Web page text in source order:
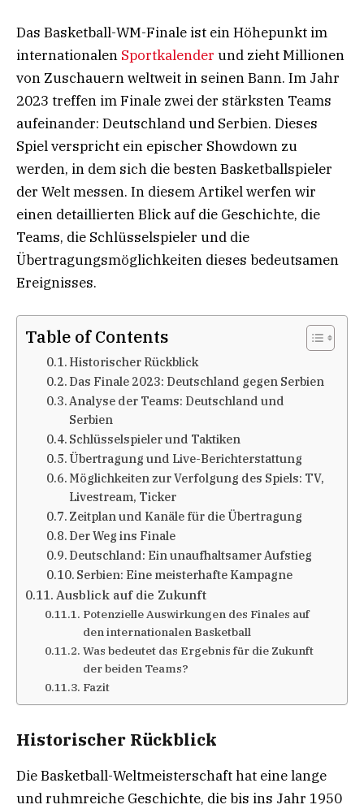
Das Basketball-WM-Finale ist ein Höhepunkt im
internationalen Sportkalender und zieht Millionen
von Zuschauern weltweit in seinen Bann. Im Jahr
2023 treffen im Finale zwei der stärksten Teams
aufeinander: Deutschland und Serbien. Dieses
Spiel verspricht ein epischer Showdown zu
werden, in dem sich die besten Basketballspieler
der Welt messen. In diesem Artikel werfen wir
einen detaillierten Blick auf die Geschichte, die
Teams, die Schlüsselspieler und die
Übertragungsmöglichkeiten dieses bedeutsamen
Ereignisses.
Table of Contents
Historischer Rückblick
Das Finale 2023: Deutschland gegen Serbien
Analyse der Teams: Deutschland und
Serbien
Schlüsselspieler und Taktiken
Übertragung und Live-Berichterstattung
Möglichkeiten zur Verfolgung des Spiels: TV,
Livestream, Ticker
Zeitplan und Kanäle für die Übertragung
Der Weg ins Finale
Deutschland: Ein unaufhaltsamer Aufstieg
Serbien: Eine meisterhafte Kampagne
Ausblick auf die Zukunft
Potenzielle Auswirkungen des Finales auf
den internationalen Basketball
Was bedeutet das Ergebnis für die Zukunft
der beiden Teams?
Fazit
Historischer Rückblick
Die Basketball-Weltmeisterschaft hat eine lange
und ruhmreiche Geschichte, die bis ins Jahr 1950